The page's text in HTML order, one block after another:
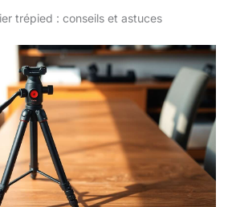
trépied : conseils et astuces